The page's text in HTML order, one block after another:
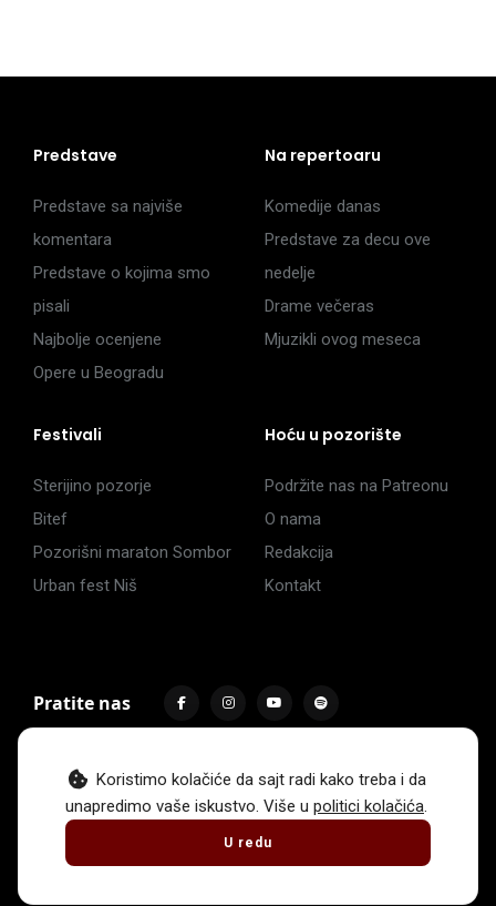
Koristimo kolačiće da sajt radi kako treba i da
unapredimo vaše iskustvo. Više u politici kolačića.
U redu
Predstave
Predstave sa najviše
komentara
Predstave o kojima smo
pisali
Najbolje ocenjene
Opere u Beogradu
Na repertoaru
Komedije danas
Predstave za decu ove
nedelje
Drame večeras
Mjuzikli ovog meseca
Festivali
Sterijino pozorje
Bitef
Pozorišni maraton Sombor
Urban fest Niš
Hoću u pozorište
Podržite nas na Patreonu
O nama
Redakcija
Kontakt
Pratite nas
Impressum Politika privatnosti
Uslovi korišćenja
. Sva prava zadržava Hoću u pozorište.